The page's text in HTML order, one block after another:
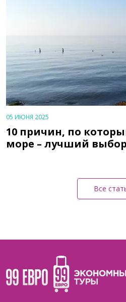
05 ИЮНЯ 2025
10 причин, по
море – лучший
Все